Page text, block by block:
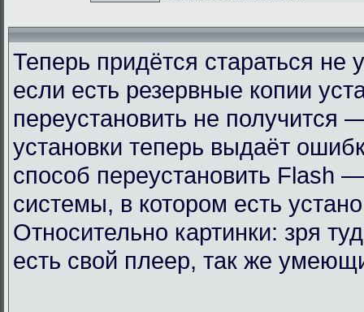
Теперь придётся стараться
если есть резервные копии
переустановить не получится
установки теперь выдаёт
способ переустановить Flash
системы, в котором есть
Относительно картинки: зря
есть свой плеер, так же